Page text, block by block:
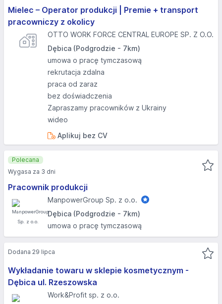
Mielec – Operator produkcji | Premie + transport
pracowniczy z okolicy
OTTO WORK FORCE CENTRAL EUROPE SP. Z O.O.
Dębica (Podgrodzie - 7km)
umowa o pracę tymczasową
rekrutacja zdalna
praca od zaraz
bez doświadczenia
Zapraszamy pracowników z Ukrainy
wideo
Aplikuj bez CV
Pracownik produkcji
ManpowerGroup Sp. z o.o.
Dębica (Podgrodzie - 7km)
umowa o pracę tymczasową
Polecana
Wygasa za 3 dni
Wykładanie towaru w sklepie kosmetycznym -
Dębica ul. Rzeszowska
Work&Profit sp. z o.o.
Dodana 29 lipca